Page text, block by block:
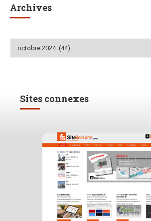
Archives
Archives
Sites connexes